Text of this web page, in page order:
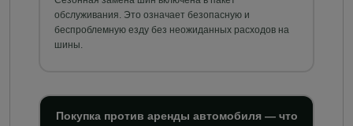
обслуживания. Это означает безопасную и
беспроблемную езду без неожиданных расходов на
шины.
Покупка против аренды автомобиля — что